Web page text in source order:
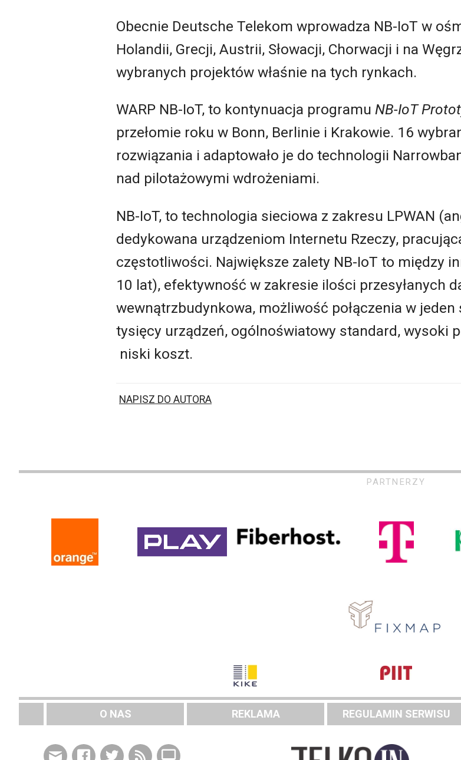
Obecnie Deutsche Telekom wprowadza NB-IoT w
Holandii, Grecji, Austrii, Słowacji, Chorwacji i na
wybranych projektów właśnie na tych rynkach.
WARP NB-IoT, to kontynuacja programu NB-IoT
przełomie roku w Bonn, Berlinie i Krakowie. 16
rozwiązania i adaptowało je do technologii
nad pilotażowymi wdrożeniami.
NB-IoT, to technologia sieciowa z zakresu LPWAN
dedykowana urządzeniom Internetu Rzeczy,
częstotliwości. Największe zalety NB-IoT to między
10 lat), efektywność w zakresie ilości przesyłanych
wewnątrzbudynkowa, możliwość połączenia w
tysięcy urządzeń, ogólnoświatowy standard, wysoki
niski koszt.
NAPISZ DO AUTORA
PARTNERZY
O NAS REKLAMA REGULAMIN SERWISU